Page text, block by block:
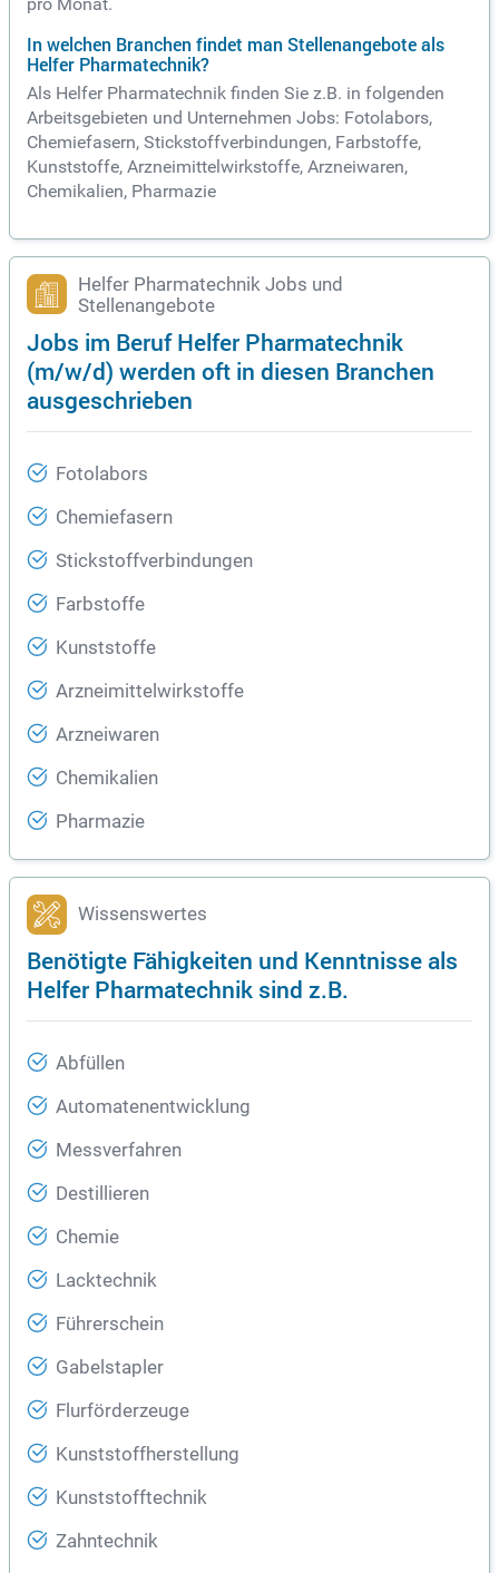
pro Monat.
In welchen Branchen findet man Stellenangebote als
Helfer Pharmatechnik?
Als Helfer Pharmatechnik finden Sie z.B. in folgenden
Arbeitsgebieten und Unternehmen Jobs: Fotolabors,
Chemiefasern, Stickstoffverbindungen, Farbstoffe,
Kunststoffe, Arzneimittelwirkstoffe, Arzneiwaren,
Chemikalien, Pharmazie
Helfer Pharmatechnik Jobs und
Stellenangebote
Jobs im Beruf Helfer Pharmatechnik
(m/w/d) werden oft in diesen Branchen
ausgeschrieben
Fotolabors
Chemiefasern
Stickstoffverbindungen
Farbstoffe
Kunststoffe
Arzneimittelwirkstoffe
Arzneiwaren
Chemikalien
Pharmazie
Wissenswertes
Benötigte Fähigkeiten und Kenntnisse als
Helfer Pharmatechnik sind z.B.
Abfüllen
Automatenentwicklung
Messverfahren
Destillieren
Chemie
Lacktechnik
Führerschein
Gabelstapler
Flurförderzeuge
Kunststoffherstellung
Kunststofftechnik
Zahntechnik